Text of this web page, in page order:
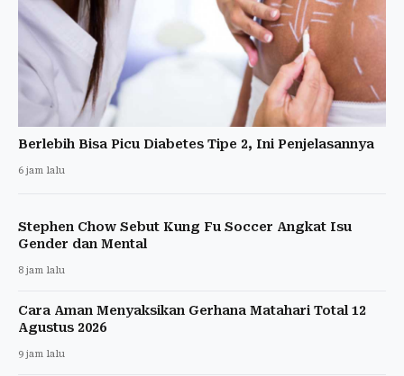
Berlebih Bisa Picu Diabetes Tipe 2, Ini Penjelasannya
6 jam lalu
Stephen Chow Sebut Kung Fu Soccer Angkat Isu
Gender dan Mental
8 jam lalu
Cara Aman Menyaksikan Gerhana Matahari Total 12
Agustus 2026
9 jam lalu